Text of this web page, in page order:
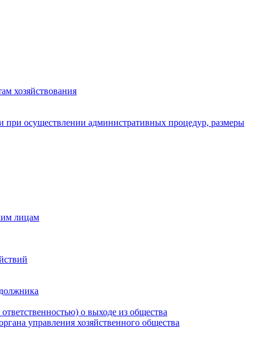
хозяйствования
осуществлении административных процедур, размеры
лицам
о выходе из общества
управления хозяйственного общества